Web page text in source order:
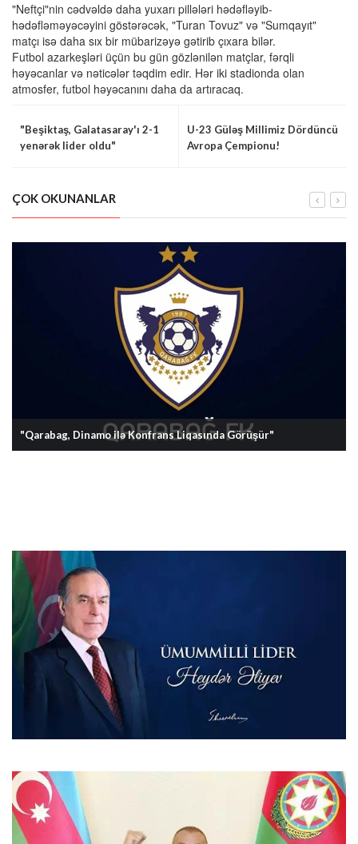
"Neftçi"nin cədvəldə daha yuxarı pillələri hədəfləyib-
hədəfləməyəcəyini göstərəcək, "Turan Tovuz" və "Sumqayıt"
matçı isə daha sıx bir mübarizəyə gətirib çıxara bilər.
Futbol azarkeşləri üçün bu gün gözlənilən matçlar, fərqli
həyəcanlar və nəticələr təqdim edir. Hər iki stadionda olan
atmosfer, futbol həyəcanını daha da artıracaq.
"Beşiktaş, Galatasaray'ı 2-1
yenərək lider oldu"
U-23 Güləş Millimiz Dördüncü
Avropa Çempionu!
ÇOK OKUNANLAR
"Qarabag, Dinamo ilə Konfrans Liqasında Görüşür"